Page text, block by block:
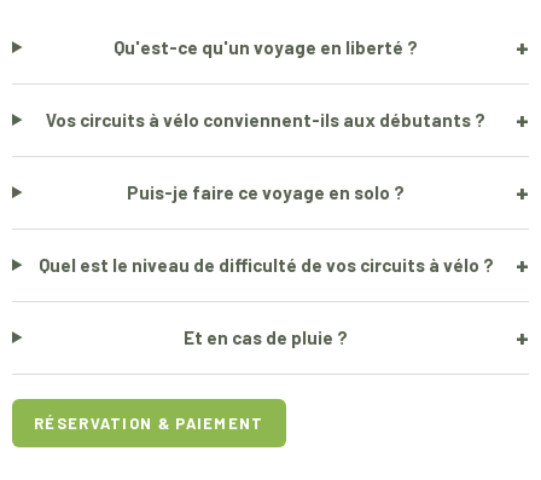
Qu'est-ce qu'un voyage en liberté ? +
Vos circuits à vélo conviennent-ils aux débutants ? +
Puis-je faire ce voyage en solo ? +
Quel est le niveau de difficulté de vos circuits à vélo ? +
Et en cas de pluie ? +
RÉSERVATION & PAIEMENT